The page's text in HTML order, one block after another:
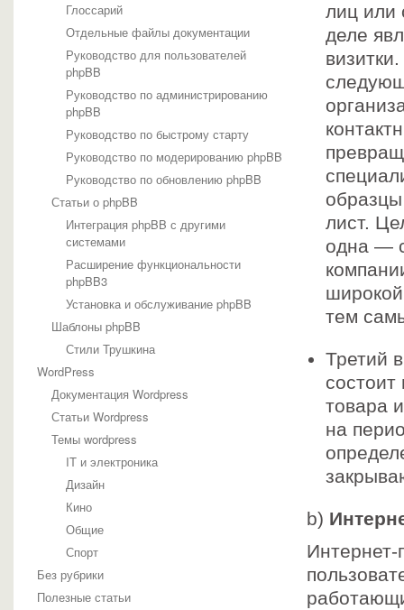
Глоссарий
Отдельные файлы документации
Руководство для пользователей
phpBB
Руководство по администрированию
phpBB
Руководство по быстрому старту
Руководство по модерированию phpBB
Руководство по обновлению phpBB
Статьи о phpBB
Интеграция phpBB с другими
системами
Расширение функциональности
phpBB3
Установка и обслуживание phpBB
Шаблоны phpBB
Стили Трушкина
WordPress
Документация Wordpress
Статьи Wordpress
Темы wordpress
IT и электроника
Дизайн
Кино
Общие
Спорт
Без рубрики
Полезные статьи
лиц или
деле
лист.
одна —
тем
Третий
состоит
товара
на
b)